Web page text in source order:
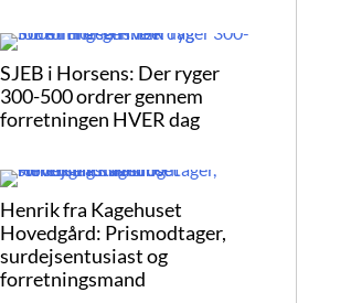
SJEB i Horsens: Der ryger
300-500 ordrer gennem
forretningen HVER dag
Henrik fra Kagehuset
Hovedgård: Prismodtager,
surdejsentusiast og
forretningsmand